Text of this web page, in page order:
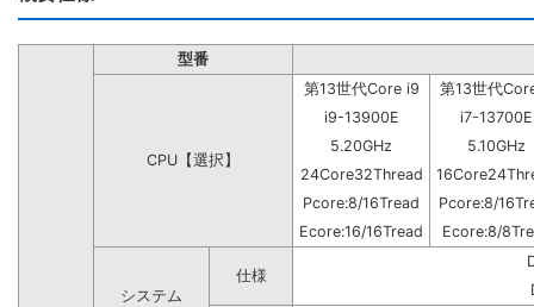
型番
CPU【選択】
第13世代Core i9
第13世代
i9-13900E
i7-13700E
5.20GHz
5.10GHz
24Core32Thread
Pcore:8/16Tread
Pcore:8/
Ecore:16/16Tread
Ecore:8/
システム
仕様